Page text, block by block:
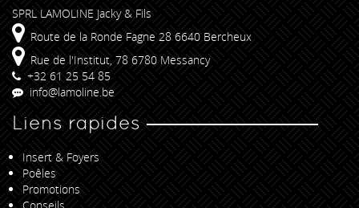
SPRL LAMOLINE Jacky & Fils
Route de la Ronde Fagne 28 6640 Bercheux
Rue de l'Institut, 78 6780 Messancy
+32 61 25 54 85
info@lamoline.be
Liens rapides
Insert & Foyers
Poêles
Promotions